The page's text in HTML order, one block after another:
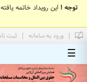
توجه ! این رویداد خاتمه
| ورود به سامانه | ثبت
☰